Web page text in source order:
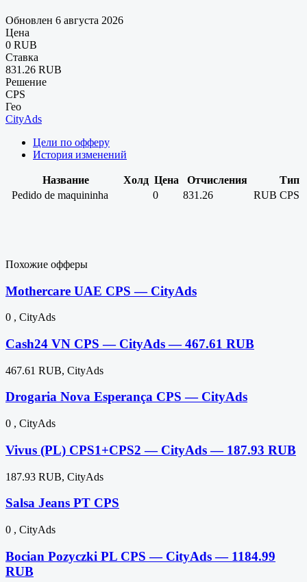
Обновлен 6 августа 2026
Цена
0 RUB
Ставка
831.26 RUB
Решение
CPS
Гео
CityAds
Цели по офферу
История изменений
Название Холд Цена Отчисления
Тип
Pedido de maquininha
0 831.26 RUB CPS
Похожие офферы
Mothercare UAE CPS — CityAds
0 , CityAds
Cash24 VN CPS — CityAds — 467.61 RUB
467.61 RUB, CityAds
Drogaria Nova Esperança CPS — CityAds
0 , CityAds
Vivus (PL) CPS1+CPS2 — CityAds — 187.93 RUB
187.93 RUB, CityAds
Salsa Jeans PT CPS
0 , CityAds
Bocian Pozyczki PL CPS — CityAds — 1184.99
RUB